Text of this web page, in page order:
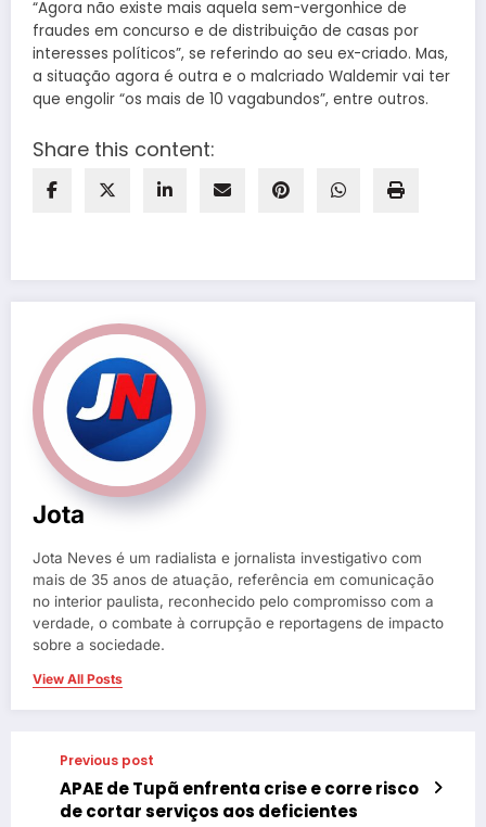
“Agora não existe mais aquela sem-vergonhice de
fraudes em concurso e de distribuição de casas por
interesses políticos”, se referindo ao seu ex-criado. Mas,
a situação agora é outra e o malcriado Waldemir vai ter
que engolir “os mais de 10 vagabundos”, entre outros.
Share this content:
Jota
Jota Neves é um radialista e jornalista investigativo com
mais de 35 anos de atuação, referência em comunicação
no interior paulista, reconhecido pelo compromisso com a
verdade, o combate à corrupção e reportagens de impacto
sobre a sociedade.
View All Posts
Previous post
APAE de Tupã enfrenta crise e corre risco
de cortar serviços aos deficientes